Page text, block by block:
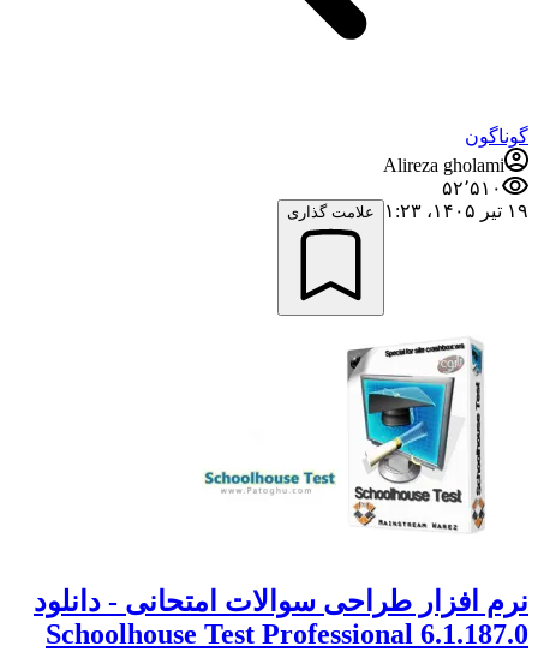
گوناگون
Alireza gholami
۵۲٬۵۱۰
۱۹ تیر ۱۴۰۵،‏ ۱:۲۳
علامت گذاری
نرم افزار طراحی سوالات امتحانی - دانلود
Schoolhouse Test Professional 6.1.187.0